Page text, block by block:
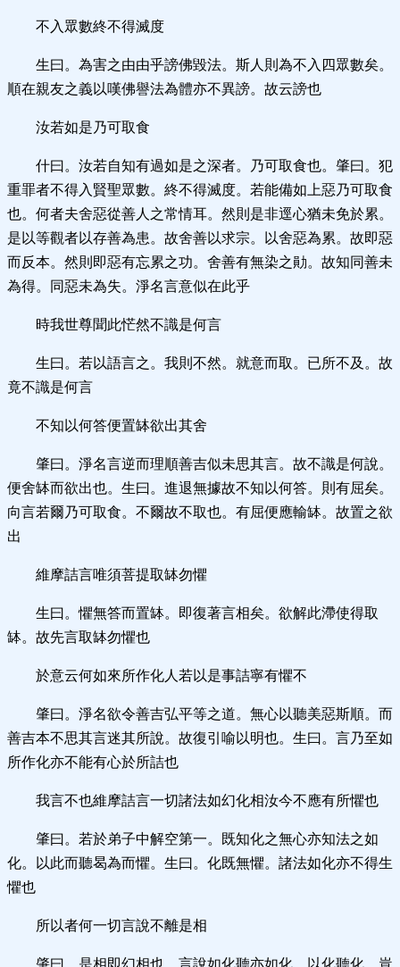
不入眾數終不得滅度
生曰。為害之由由乎謗佛毀法。斯人則為不入四眾數矣。
順在親友之義以嘆佛譽法為體亦不異謗。故云謗也
汝若如是乃可取食
什曰。汝若自知有過如是之深者。乃可取食也。肇曰。犯
重罪者不得入賢聖眾數。終不得滅度。若能備如上惡乃可取食
也。何者夫舍惡從善人之常情耳。然則是非逕心猶未免於累。
是以等觀者以存善為患。故舍善以求宗。以舍惡為累。故即惡
而反本。然則即惡有忘累之功。舍善有無染之勛。故知同善未
為得。同惡未為失。淨名言意似在此乎
時我世尊聞此恾然不識是何言
生曰。若以語言之。我則不然。就意而取。已所不及。故
竟不識是何言
不知以何答便置缽欲出其舍
肇曰。淨名言逆而理順善吉似未思其言。故不識是何說。
便舍缽而欲出也。生曰。進退無據故不知以何答。則有屈矣。
向言若爾乃可取食。不爾故不取也。有屈便應輸缽。故置之欲
出
維摩詰言唯須菩提取缽勿懼
生曰。懼無答而置缽。即復著言相矣。欲解此滯使得取
缽。故先言取缽勿懼也
於意云何如來所作化人若以是事詰寧有懼不
肇曰。淨名欲令善吉弘平等之道。無心以聽美惡斯順。而
善吉本不思其言迷其所說。故復引喻以明也。生曰。言乃至如
所作化亦不能有心於所詰也
我言不也維摩詰言一切諸法如幻化相汝今不應有所懼也
肇曰。若於弟子中解空第一。既知化之無心亦知法之如
化。以此而聽曷為而懼。生曰。化既無懼。諸法如化亦不得生
懼也
所以者何一切言說不離是相
肇曰。是相即幻相也。言說如化聽亦如化。以化聽化。豈